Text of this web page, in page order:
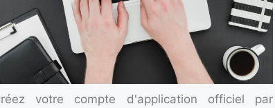
votre compte d'application officiel par